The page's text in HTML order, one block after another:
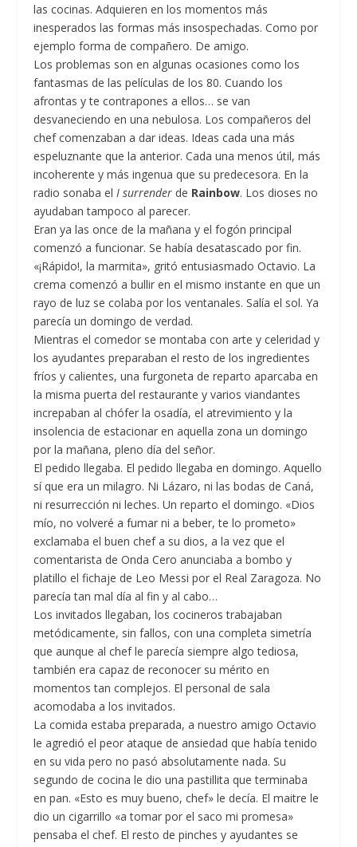
las cocinas. Adquieren en los momentos más
inesperados las formas más insospechadas. Como por
ejemplo forma de compañero. De amigo.
Los problemas son en algunas ocasiones como los
fantasmas de las películas de los 80. Cuando los
afrontas y te contrapones a ellos… se van
desvaneciendo en una nebulosa. Los compañeros del
chef comenzaban a dar ideas. Ideas cada una más
espeluznante que la anterior. Cada una menos útil, más
incoherente y más ingenua que su predecesora. En la
radio sonaba el I surrender de Rainbow. Los dioses no
ayudaban tampoco al parecer.
Eran ya las once de la mañana y el fogón principal
comenzó a funcionar. Se había desatascado por fin.
«¡Rápido!, la marmita», gritó entusiasmado Octavio. La
crema comenzó a bullir en el mismo instante en que un
rayo de luz se colaba por los ventanales. Salía el sol. Ya
parecía un domingo de verdad.
Mientras el comedor se montaba con arte y celeridad y
los ayudantes preparaban el resto de los ingredientes
fríos y calientes, una furgoneta de reparto aparcaba en
la misma puerta del restaurante y varios viandantes
increpaban al chófer la osadía, el atrevimiento y la
insolencia de estacionar en aquella zona un domingo
por la mañana, pleno día del señor.
El pedido llegaba. El pedido llegaba en domingo. Aquello
sí que era un milagro. Ni Lázaro, ni las bodas de Caná,
ni resurrección ni leches. Un reparto el domingo. «Dios
mío, no volveré a fumar ni a beber, te lo prometo»
exclamaba el buen chef a su dios, a la vez que el
comentarista de Onda Cero anunciaba a bombo y
platillo el fichaje de Leo Messi por el Real Zaragoza. No
parecía tan mal día al fin y al cabo…
Los invitados llegaban, los cocineros trabajaban
metódicamente, sin fallos, con una completa simetría
que aunque al chef le parecía siempre algo tediosa,
también era capaz de reconocer su mérito en
momentos tan complejos. El personal de sala
acomodaba a los invitados.
La comida estaba preparada, a nuestro amigo Octavio
le agredió el peor ataque de ansiedad que había tenido
en su vida pero no pasó absolutamente nada. Su
segundo de cocina le dio una pastillita que terminaba
en pan. «Esto es muy bueno, chef» le decía. El maitre le
dio un cigarrillo «a tomar por el saco mi promesa»
pensaba el chef. El resto de pinches y ayudantes se